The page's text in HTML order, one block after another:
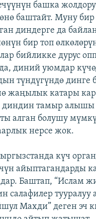
башка
баштайт. Муну бир
диндерге да
бир топ
бийликке дурус
диний уюмдар
түндүгүндө динге
жаңылык катары
диндин тамыр алышы
алган болушу
нерсе жок.
күч
айыптагандарды
Баштап, “Ислам
салафилер
Махди” деген эч